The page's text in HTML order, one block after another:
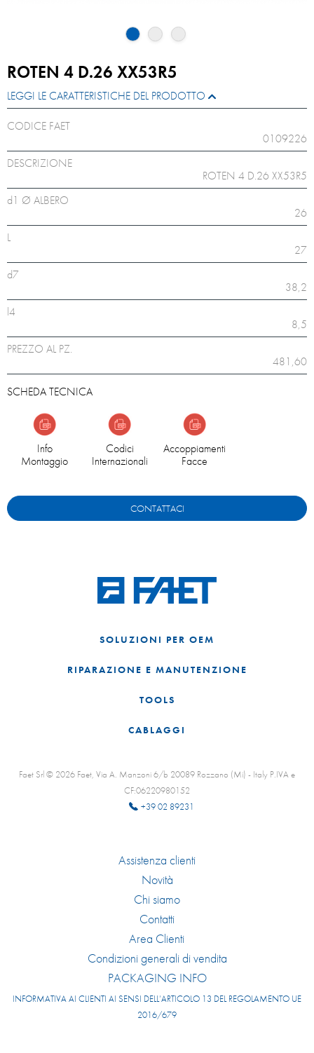
ROTEN 4 D.26 XX53R5
LEGGI LE CARATTERISTICHE DEL PRODOTTO
CODICE FAET
0109226
DESCRIZIONE
ROTEN 4 D.26 XX53R5
d1 Ø ALBERO
26
L
27
d7
38,2
l4
8,5
PREZZO AL PZ.
481,60
SCHEDA TECNICA
Info
Montaggio
Codici
Internazionali
Accoppiamenti
Facce
CONTATTACI
SOLUZIONI PER OEM
RIPARAZIONE E MANUTENZIONE
TOOLS
CABLAGGI
Faet Srl © 2026 Faet, Via A. Manzoni 6/b 20089 Rozzano (Mi) - Italy P.IVA e
CF:06220980152
+39 02 89231
Assistenza clienti
Novità
Chi siamo
Contatti
Area Clienti
Condizioni generali di vendita
PACKAGING INFO
INFORMATIVA AI CLIENTI AI SENSI DELL’ARTICOLO 13 DEL REGOLAMENTO UE
2016/679